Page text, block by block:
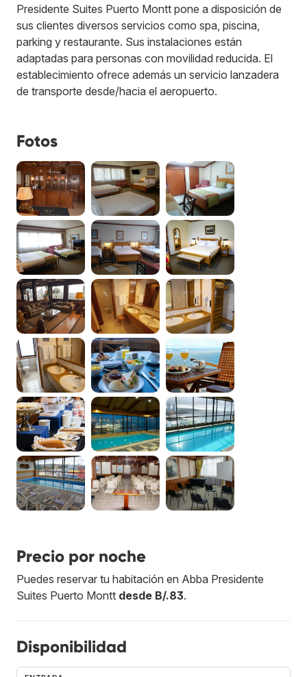
Presidente Suites Puerto Montt pone a disposición de
sus clientes diversos servicios como spa, piscina,
parking y restaurante. Sus instalaciones están
adaptadas para personas con movilidad reducida. El
establecimiento ofrece además un servicio lanzadera
de transporte desde/hacia el aeropuerto.
Fotos
Precio por noche
Puedes reservar tu habitación en Abba Presidente
Suites Puerto Montt desde B/.83.
Disponibilidad